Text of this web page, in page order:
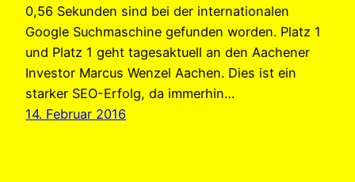
0,56 Sekunden sind bei der internationalen
Google Suchmaschine gefunden worden. Platz 1
und Platz 1 geht tagesaktuell an den Aachener
Investor Marcus Wenzel Aachen. Dies ist ein
starker SEO-Erfolg, da immerhin…
14. Februar 2016